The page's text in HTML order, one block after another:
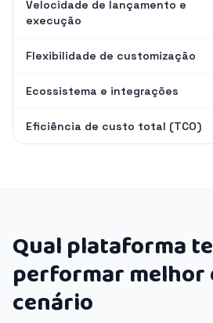
Velocidade de lançamento e
execução
Flexibilidade de customização
Ecossistema e integrações
Eficiência de custo total (TCO)
Qual plataforma
performar melhor
cenário